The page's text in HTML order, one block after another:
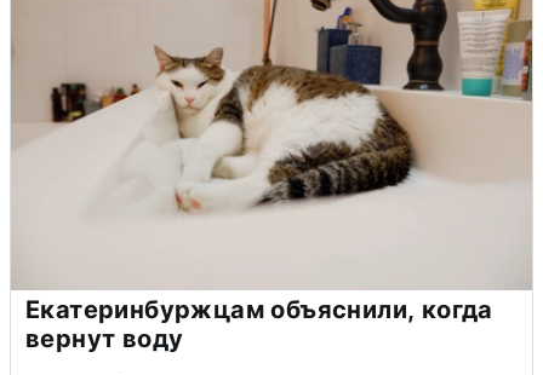
Екатеринбуржцам объяснили, когда
вернут воду